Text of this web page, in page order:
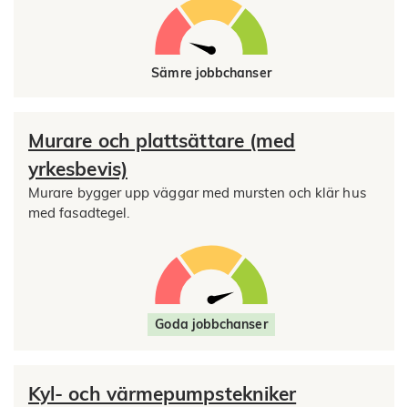
Sämre jobbchanser
Murare och plattsättare (med
yrkesbevis)
Murare bygger upp väggar med mursten och klär hus
med fasadtegel.
Goda jobbchanser
Kyl- och värmepumpstekniker